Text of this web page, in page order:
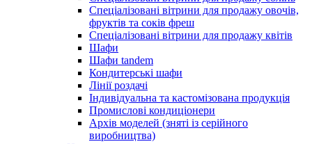
Спеціалізовані вітрини для продажу овочів,
фруктів та соків фреш
Спеціалізовані вітрини для продажу квітів
Шафи
Шафи tandem
Кондитерські шафи
Лінії роздачі
Індивідуальна та кастомізована продукція
Промислові кондиціонери
Архів моделей (зняті із серійного
виробництва)